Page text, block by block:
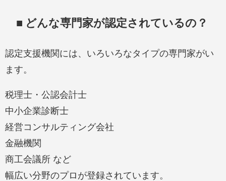
■ どんな専門家が認定されているの？
認定支援機関には、いろいろなタイプの専門家がい
ます。
税理士・公認会計士
中小企業診断士
経営コンサルティング会社
金融機関
商工会議所 など
幅広い分野のプロが登録されています。